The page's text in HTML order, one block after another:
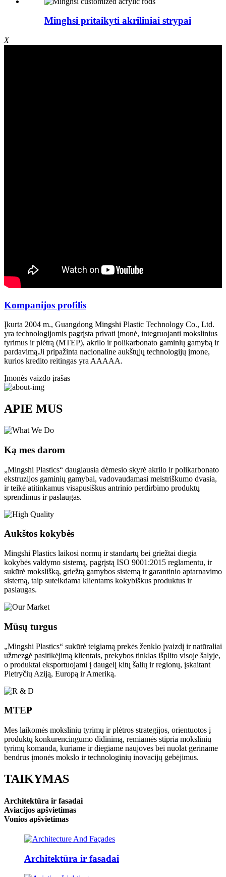
Minghsi pritaikyti akriliniai strypai
X
Kompanijos profilis
Įkurta 2004 m., Guangdong Mingshi Plastic Technology Co., Ltd.
yra technologijomis pagrįsta privati ​​įmonė, integruojanti mokslinius
tyrimus ir plėtrą (MTEP), akrilo ir polikarbonato gaminių gamybą ir
pardavimą.Ji pripažinta nacionaline aukštųjų technologijų įmone,
kurios kredito reitingas yra AAAAA.
Įmonės vaizdo įrašas
APIE MUS
Ką mes darom
„Mingshi Plastics“ daugiausia dėmesio skyrė akrilo ir polikarbonato
ekstruzijos gaminių gamybai, vadovaudamasi meistriškumo dvasia,
ir teikė atitinkamus visapusiškus antrinio perdirbimo produktų
sprendimus ir paslaugas.
Aukštos kokybės
Mingshi Plastics laikosi normų ir standartų bei griežtai diegia
kokybės valdymo sistemą, pagrįstą ISO 9001:2015 reglamentu, ir
sukūrė mokslišką, griežtą gamybos sistemą ir garantinio aptarnavimo
sistemą, taip suteikdama klientams kokybiškus produktus ir
paslaugas.
Mūsų turgus
„Mingshi Plastics“ sukūrė teigiamą prekės ženklo įvaizdį ir natūraliai
užmezgė pasitikėjimą klientais, prekybos tinklas išplito visoje šalyje,
o produktai eksportuojami į daugelį kitų šalių ir regionų, įskaitant
Pietryčių Aziją, Europą ir Ameriką.
MTEP
Mes laikomės mokslinių tyrimų ir plėtros strategijos, orientuotos į
produktų konkurencingumo didinimą, remiamės stipria mokslinių
tyrimų komanda, kuriame ir diegiame naujoves bei nuolat geriname
bendrus įmonės mokslo ir technologinių inovacijų gebėjimus.
TAIKYMAS
Architektūra ir fasadai
Aviacijos apšvietimas
Vonios apšvietimas
Architektūra ir fasadai